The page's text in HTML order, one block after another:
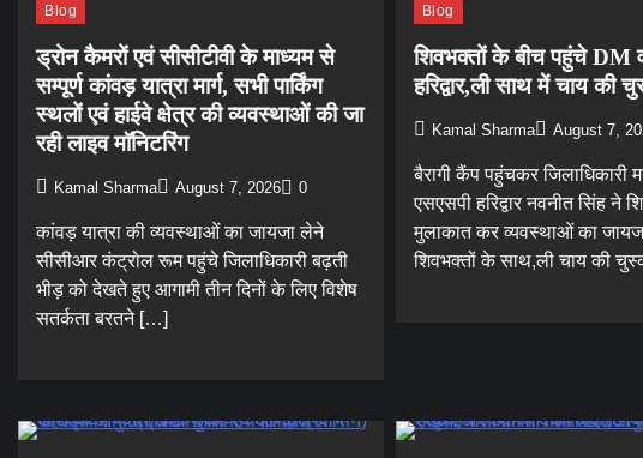
Blog
ड्रोन कैमरों एवं सीसीटीवी के माध्यम से
सम्पूर्ण कांवड़ यात्रा मार्ग, सभी पार्किंग
स्थलों एवं हाईवे क्षेत्र की व्यवस्थाओं की जा
रही लाइव मॉनिटरिंग
Kamal Sharma August 7, 2026 0
कांवड़ यात्रा की व्यवस्थाओं का जायजा लेने
सीसीआर कंट्रोल रूम पहुंचे जिलाधिकारी बढ़ती
भीड़ को देखते हुए आगामी तीन दिनों के लिए विशेष
सतर्कता बरतने […]
Blog
शिवभक्तों के बीच पहुंचे DM
हरिद्वार,ली साथ में चाय की
Kamal Sharma August 7,
बैरागी कैंप पहुंचकर जिलाधिकारी
एसएसपी हरिद्वार नवनीत सिंह ने
मुलाकात कर व्यवस्थाओं का
शिवभक्तों के साथ,ली चाय की